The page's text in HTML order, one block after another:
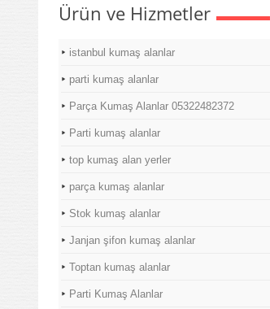
Ürün ve Hizmetler
istanbul kumaş alanlar
parti kumaş alanlar
Parça Kumaş Alanlar 05322482372
Parti kumaş alanlar
top kumaş alan yerler
parça kumaş alanlar
Stok kumaş alanlar
Janjan şifon kumaş alanlar
Toptan kumaş alanlar
Parti Kumaş Alanlar